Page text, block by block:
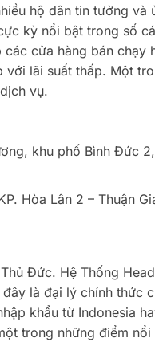
hộ dân tin tưởng và
kỳ nổi bật trong số
cửa hàng bán chạy
lãi suất thấp. Một
vụ.
khu phố Bình Đức
Hòa Lân 2 – Thuận
Đức. Hệ Thống
là đại lý chính thức
khẩu từ Indonesia
trong những điểm